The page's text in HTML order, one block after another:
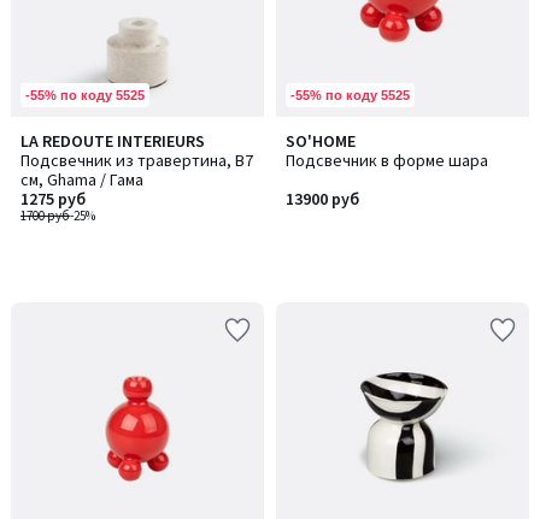
-55% по коду 5525
LA REDOUTE INTERIEURS
Подсвечник из травертина, В7
см, Ghama / Гама
1700 руб-25%
1275 руб
-55% по коду 5525
SO'HOME
Подсвечник в форме шара
13900 руб